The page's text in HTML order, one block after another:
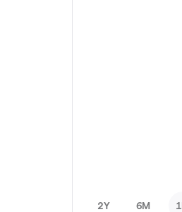
2Y 6M